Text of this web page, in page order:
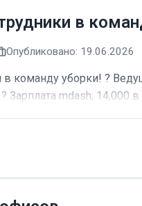
в
Опубликовано: 19.06.2026
в команду уборки! ?
Зарплата mdash; 14,000